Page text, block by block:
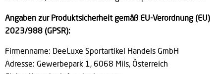
Angaben zur Produktsicherheit gemäß EU-Verordnung (EU)
2023/988 (GPSR):
Firmenname: DeeLuxe Sportartikel Handels GmbH
Adresse: Gewerbepark 1, 6068 Mils, Österreich